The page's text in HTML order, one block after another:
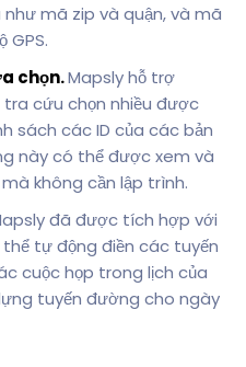
mã zip và quận, và mã
GPS.
chọn.Mapsly hỗ trợ
cứu chọn nhiều được
sách các ID của các bản
này có thể được xem và
không cần lập trình.
đã được tích hợp với
tự động điền các tuyến
cuộc họp trong lịch của
tuyến đường cho ngày